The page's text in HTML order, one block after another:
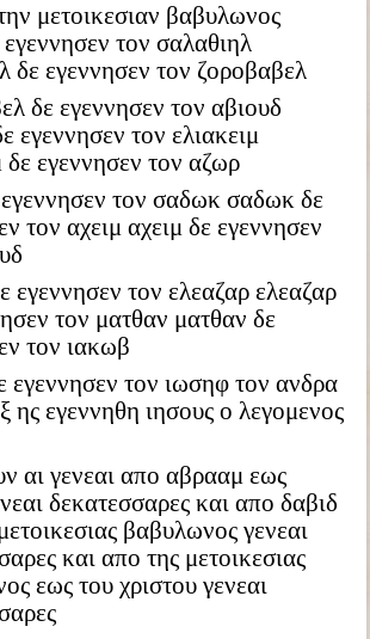
μετοικεσιαν βαβυλωνος
εγεννησεν τον σαλαθιηλ
δε εγεννησεν τον ζοροβαβελ
δε εγεννησεν τον αβιουδ
εγεννησεν τον ελιακειμ
δε εγεννησεν τον αζωρ
τον σαδωκ σαδωκ δε
τον αχειμ αχειμ δε εγεννησεν
εγεννησεν τον ελεαζαρ ελεαζαρ
τον ματθαν ματθαν δε
τον ιακωβ
εγεννησεν τον ιωσηφ τον ανδρα
ης εγεννηθη ιησους ο λεγομενος
αι γενεαι απο αβρααμ εως
δεκατεσσαρες και απο δαβιδ
βαβυλωνος γενεαι
και απο της μετοικεσιας
εως του χριστου γενεαι